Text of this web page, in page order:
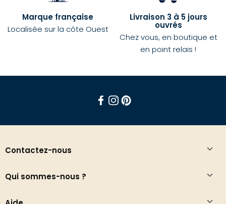
Marque française
Localisée sur la côte Ouest
Livraison 3 à 5 jours
ouvrés
Chez vous, en boutique et
en point relais !
Contactez-nous
Qui sommes-nous ?